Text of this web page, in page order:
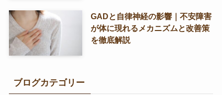
GADと自律神経の影響｜不安障害
が体に現れるメカニズムと改善策
を徹底解説
ブログカテゴリー